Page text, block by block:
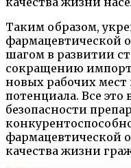
Таким образом,
фармацевтической
шагом в развитии
сокращению
новых рабочих
потенциала. Все
безопасности
фармацевтической
качества жизни